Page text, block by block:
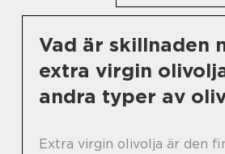
Vad är skillnaden
extra virgin
andra typer av
Extra virgin olivolja är den